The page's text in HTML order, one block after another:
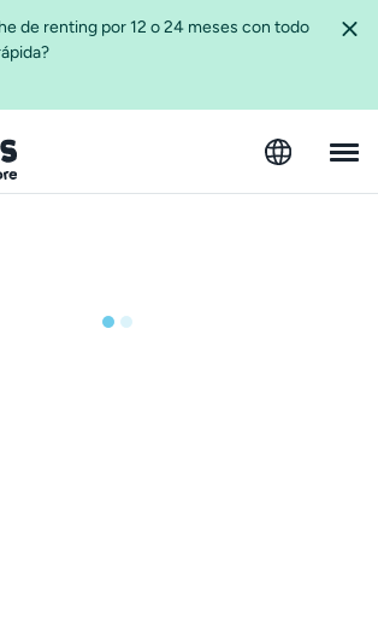
de renting por 12 o 24 meses con todo